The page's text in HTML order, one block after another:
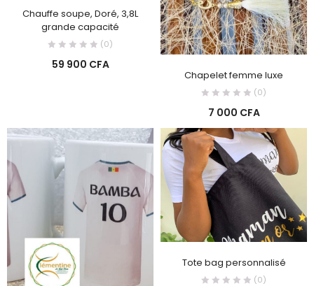
Chauffe soupe, Doré, 3,8L
grande capacité
(0)
59 900 CFA
Chapelet femme luxe
(0)
7 000 CFA
Tote bag personnalisé
(0)